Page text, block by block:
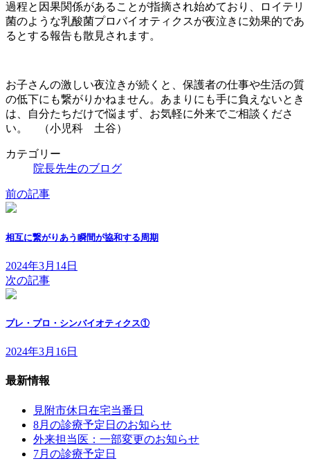
過程と因果関係があることが指摘され始めており、ロイテリ
菌のような乳酸菌プロバイオティクスが夜泣きに効果的であ
るとする報告も散見されます。
お子さんの激しい夜泣きが続くと、保護者の仕事や生活の質
の低下にも繋がりかねません。あまりにも手に負えないとき
は、自分たちだけで悩まず、お気軽に外来でご相談くださ
い。 （小児科 土谷）
カテゴリー
院長先生のブログ
前の記事
相互に繋がりあう瞬間が協和する周期
2024年3月14日
次の記事
プレ・プロ・シンバイオティクス①
2024年3月16日
最新情報
見附市休日在宅当番日
8月の診療予定日のお知らせ
外来担当医：一部変更のお知らせ
7月の診療予定日